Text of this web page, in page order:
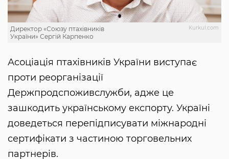
Kurkul.com
Директор «Союзу птахівників
України» Сергій Карпенко
Асоціація птахівників України виступає
проти реорганізації
Держпродспоживслужби, адже це
зашкодить українському експорту. Україні
доведеться перепідписувати міжнародні
сертифікати з частиною торговельних
партнерів.